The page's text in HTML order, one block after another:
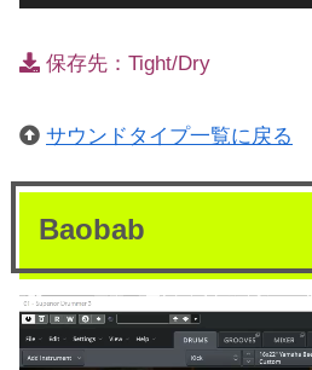
保存先：Tight/Dry
サウンドタイプ一覧に戻る
Baobab
動
画